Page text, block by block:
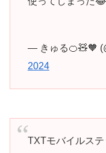
— きゅる🍊🧸🧡
2024
TXTモバイルステ